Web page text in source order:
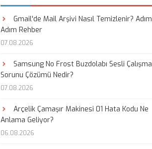
Gmail'de Mail Arşivi Nasıl Temizlenir? Adım
Adım Rehber
07.08.2026
Samsung No Frost Buzdolabı Sesli Çalışma
Sorunu Çözümü Nedir?
07.08.2026
Arçelik Çamaşır Makinesi 01 Hata Kodu Ne
Anlama Geliyor?
06.08.2026